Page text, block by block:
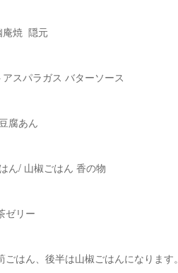
庵焼 隠元
スパラガス バターソース
腐あん
ん/ 山椒ごはん 香の物
ゼリー
ごはん、後半は山椒ごはんになります。